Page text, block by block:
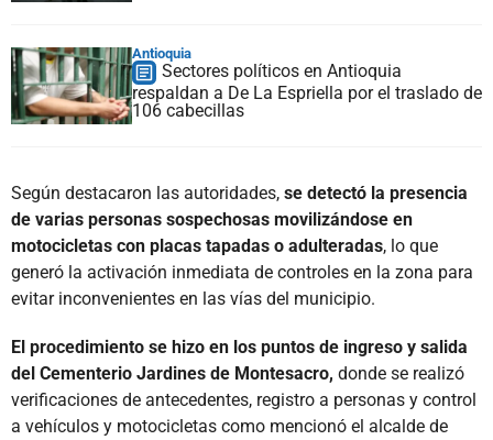
Antioquia
Sectores políticos en Antioquia
respaldan a De La Espriella por el traslado de
106 cabecillas
Según destacaron las autoridades, se detectó la presencia
de varias personas sospechosas movilizándose en
motocicletas con placas tapadas o adulteradas, lo que
generó la activación inmediata de controles en la zona para
evitar inconvenientes en las vías del municipio.
El procedimiento se hizo en los puntos de ingreso y salida
del Cementerio Jardines de Montesacro, donde se realizó
verificaciones de antecedentes, registro a personas y control
a vehículos y motocicletas como mencionó el alcalde de